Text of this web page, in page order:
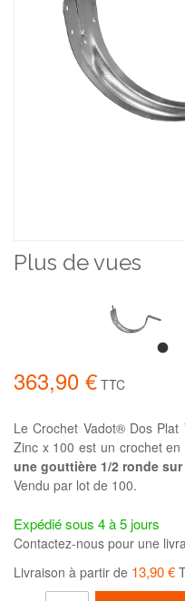
Plus de vues
363,90 € TTC
Le Crochet Vadot® Dos
Zinc x 100 est un crochet en
une gouttière 1/2 ronde
Vendu par lot de 100.
Expédié sous 4 à 5 jours
Contactez-nous pour une
Livraison à partir de 13,90 €